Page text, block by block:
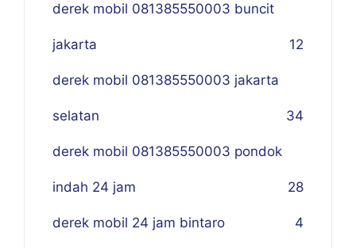
derek mobil 081385550003 buncit
jakarta 12
derek mobil 081385550003 jakarta
selatan 34
derek mobil 081385550003 pondok
indah 24 jam 28
derek mobil 24 jam bintaro 4